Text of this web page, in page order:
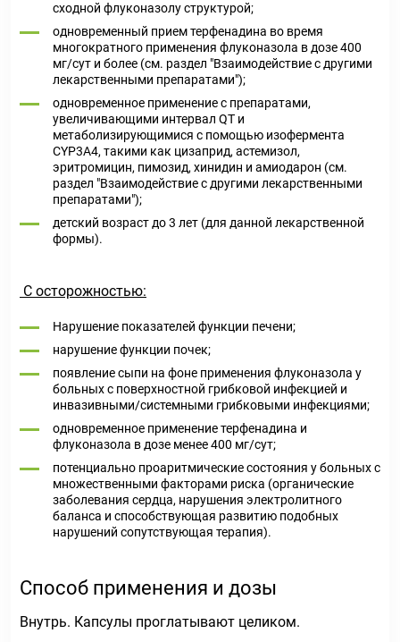
сходной флуконазолу структурой;
одновременный прием терфенадина во время
многократного применения флуконазола в дозе 400
мг/сут и более (см. раздел "Взаимодействие с другими
лекарственными препаратами");
одновременное применение с препаратами,
увеличивающими интервал QT и
метаболизирующимися с помощью изофермента
CYP3A4, такими как цизаприд, астемизол,
эритромицин, пимозид, хинидин и амиодарон (см.
раздел "Взаимодействие с другими лекарственными
препаратами");
детский возраст до 3 лет (для данной лекарственной
формы).
С осторожностью:
Нарушение показателей функции печени;
нарушение функции почек;
появление сыпи на фоне применения флуконазола у
больных с поверхностной грибковой инфекцией и
инвазивными/системными грибковыми инфекциями;
одновременное применение терфенадина и
флуконазола в дозе менее 400 мг/сут;
потенциально проаритмические состояния у больных с
множественными факторами риска (органические
заболевания сердца, нарушения электролитного
баланса и способствующая развитию подобных
нарушений сопутствующая терапия).
Способ применения и дозы
Внутрь. Капсулы проглатывают целиком.